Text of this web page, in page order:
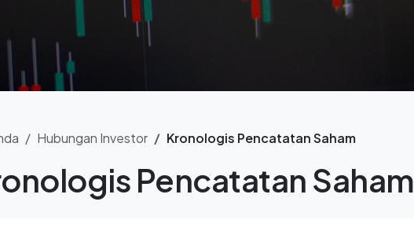
Hubungan Investor Kronologis Pencatatan Saham
Pencatatan Saham